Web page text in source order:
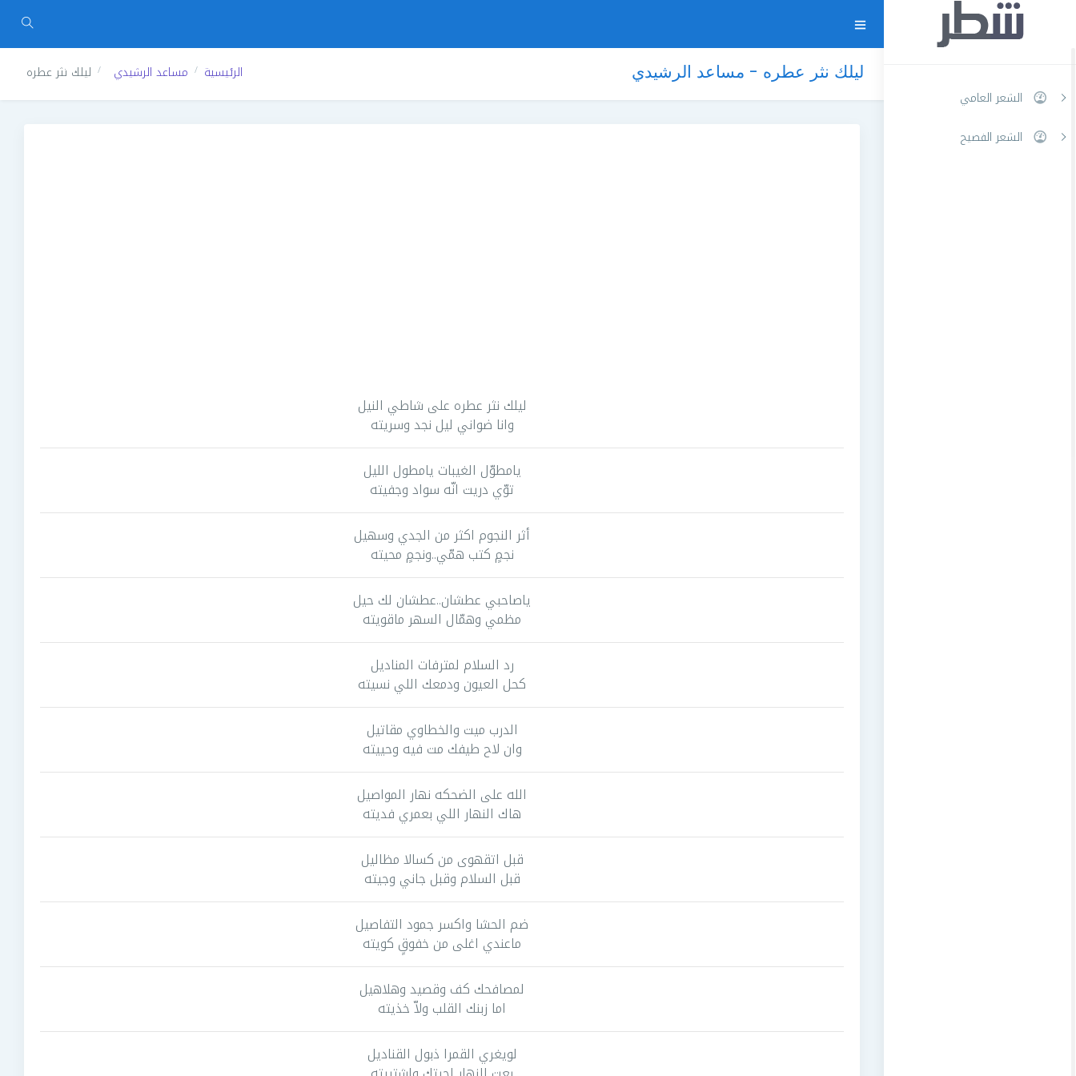
الشعر العامي
الشعر الفصيح
ليلك نثر عطره - مساعد الرشيدي الرئيسية مساعد الرشيدي ليلك نثر عطره
ليلك نثر عطره على شاطي النيل
وانا ضواني ليل نجد وسريته
يامطوّل الغيبات يامطول الليل
توّي دريت انّه سواد وجفيته
أثر النجوم اكثر من الجدي وسهيل
نجمٍ كتب همّي..ونجمٍ محيته
ياصاحبي عطشان..عطشان لك حيل
مظمي وهمّال السهر ماقويته
رد السلام لمترفات المناديل
كحل العيون ودمعك اللي نسيته
الدرب ميت والخطاوي مقاتيل
وان لاح طيفك مت فيه وحييته
الله على الضحكه نهار المواصيل
هاك النهار اللي بعمري فديته
قبل اتقهوى من كسالا مظاليل
قبل السلام وقبل جاني وجيته
ضم الحشا واكسر جمود التفاصيل
ماعندي اغلى من خفوقٍ كويته
لمصافحك كف وقصيد وهلاهيل
اما زبنك القلب ولاّ خذيته
لويغري القمرا ذبول القناديل